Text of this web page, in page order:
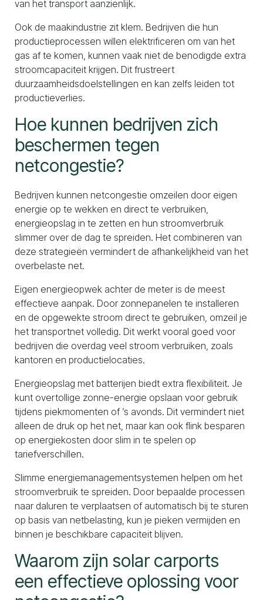
van het transport aanzienlijk.
Ook de maakindustrie zit klem. Bedrijven die hun
productieprocessen willen elektrificeren om van het
gas af te komen, kunnen vaak niet de benodigde extra
stroomcapaciteit krijgen. Dit frustreert
duurzaamheidsdoelstellingen en kan zelfs leiden tot
productieverlies.
Hoe kunnen bedrijven zich
beschermen tegen
netcongestie?
Bedrijven kunnen netcongestie omzeilen door eigen
energie op te wekken en direct te verbruiken,
energieopslag in te zetten en hun stroomverbruik
slimmer over de dag te spreiden. Het combineren van
deze strategieën vermindert de afhankelijkheid van het
overbelaste net.
Eigen energieopwek achter de meter is de meest
effectieve aanpak. Door zonnepanelen te installeren
en de opgewekte stroom direct te gebruiken, omzeil je
het transportnet volledig. Dit werkt vooral goed voor
bedrijven die overdag veel stroom verbruiken, zoals
kantoren en productielocaties.
Energieopslag met batterijen biedt extra flexibiliteit. Je
kunt overtollige zonne-energie opslaan voor gebruik
tijdens piekmomenten of ’s avonds. Dit vermindert niet
alleen de druk op het net, maar kan ook flink besparen
op energiekosten door slim in te spelen op
tariefverschillen.
Slimme energiemanagementsystemen helpen om het
stroomverbruik te spreiden. Door bepaalde processen
naar daluren te verplaatsen of automatisch bij te sturen
op basis van netbelasting, kun je pieken vermijden en
binnen je beschikbare capaciteit blijven.
Waarom zijn solar carports
een effectieve oplossing voor